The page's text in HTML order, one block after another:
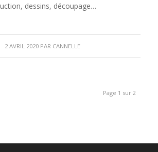
dessins, découpage…
2 AVRIL 2020 PAR CANNELLE
Page 1 sur 2